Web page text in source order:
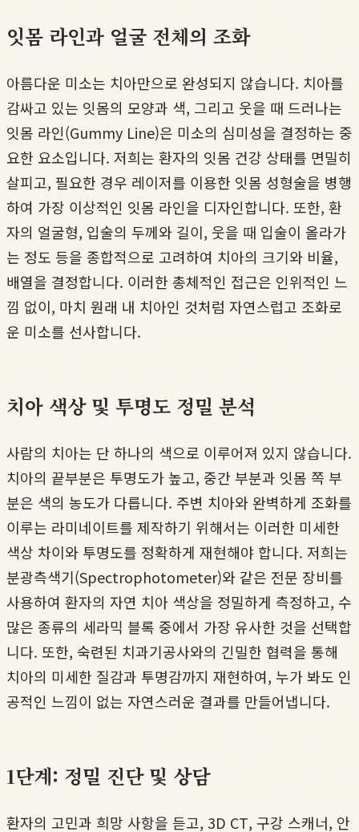
잇몸 라인과 얼굴 전체의 조화
아름다운 미소는 치아만으로 완성되지 않습니다. 치아를
감싸고 있는 잇몸의 모양과 색, 그리고 웃을 때 드러나는
잇몸 라인(Gummy Line)은 미소의 심미성을 결정하는 중
요한 요소입니다. 저희는 환자의 잇몸 건강 상태를 면밀히
살피고, 필요한 경우 레이저를 이용한 잇몸 성형술을 병행
하여 가장 이상적인 잇몸 라인을 디자인합니다. 또한, 환
자의 얼굴형, 입술의 두께와 길이, 웃을 때 입술이 올라가
는 정도 등을 종합적으로 고려하여 치아의 크기와 비율,
배열을 결정합니다. 이러한 총체적인 접근은 인위적인 느
낌 없이, 마치 원래 내 치아인 것처럼 자연스럽고 조화로
운 미소를 선사합니다.
치아 색상 및 투명도 정밀 분석
사람의 치아는 단 하나의 색으로 이루어져 있지 않습니다.
치아의 끝부분은 투명도가 높고, 중간 부분과 잇몸 쪽 부
분은 색의 농도가 다릅니다. 주변 치아와 완벽하게 조화를
이루는 라미네이트를 제작하기 위해서는 이러한 미세한
색상 차이와 투명도를 정확하게 재현해야 합니다. 저희는
분광측색기(Spectrophotometer)와 같은 전문 장비를
사용하여 환자의 자연 치아 색상을 정밀하게 측정하고, 수
많은 종류의 세라믹 블록 중에서 가장 유사한 것을 선택합
니다. 또한, 숙련된 치과기공사와의 긴밀한 협력을 통해
치아의 미세한 질감과 투명감까지 재현하여, 누가 봐도 인
공적인 느낌이 없는 자연스러운 결과를 만들어냅니다.
1단계: 정밀 진단 및 상담
환자의 고민과 희망 사항을 듣고, 3D CT, 구강 스캐너, 안